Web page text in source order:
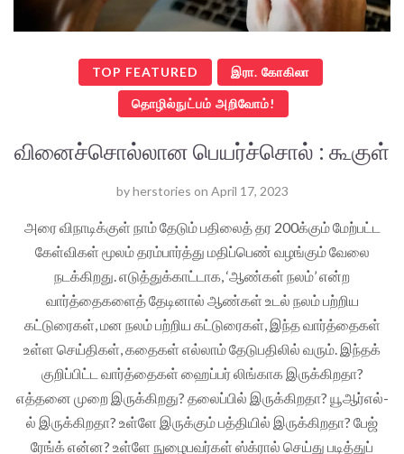
TOP FEATURED இரா. கோகிலா
தொழில்நுட்பம் அறிவோம்!
வினைச்சொல்லான பெயர்ச்சொல் : கூகுள்
byherstories on April 17, 2023
அரை விநாடிக்குள் நாம் தேடும் பதிலைத் தர 200க்கும் மேற்பட்ட
கேள்விகள் மூலம் தரம்பார்த்து மதிப்பெண் வழங்கும் வேலை
நடக்கிறது. எடுத்துக்காட்டாக, ‘ஆண்கள் நலம்’ என்ற
வார்த்தைகளைத் தேடினால் ஆண்கள் உடல் நலம் பற்றிய
கட்டுரைகள், மன நலம் பற்றிய கட்டுரைகள், இந்த வார்த்தைகள்
உள்ள செய்திகள், கதைகள் எல்லாம் தேடுபதிலில் வரும். இந்தக்
குறிப்பிட்ட வார்த்தைகள் ஹைப்பர் லிங்காக இருக்கிறதா?
எத்தனை முறை இருக்கிறது? தலைப்பில் இருக்கிறதா? யூஆர்எல்-
ல் இருக்கிறதா? உள்ளே இருக்கும் பத்தியில் இருக்கிறதா? பேஜ்
ரேங்க் என்ன? உள்ளே நுழைபவர்கள் ஸ்க்ரால் செய்து படித்துப்